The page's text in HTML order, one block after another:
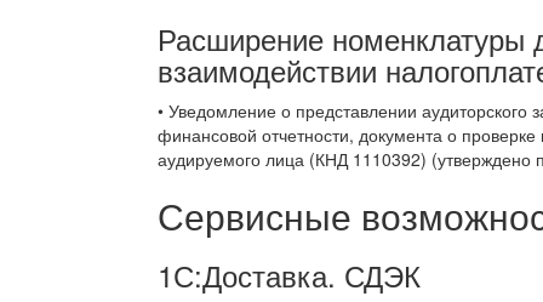
Расширение номенклатуры
взаимодействии
• Уведомление о представлении аудиторского
финансовой отчетности, документа о
аудируемого лица (КНД 1110392)
Сервисные
1С:Доставка. СДЭК